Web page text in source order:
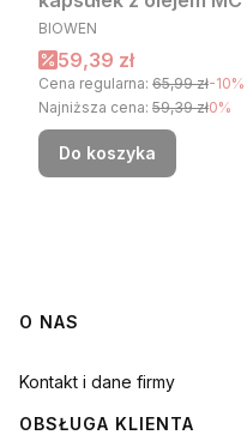
wzmacnia kości
PRODUCENT
BIOWEN
Cena promocyjna
59,39 zł
Cena regularna: 65,99 zł-10%
Najniższa cena: 59,39 zł0%
Do koszyka
Linki w stopce
O NAS
Kontakt i dane firmy
OBSŁUGA KLIENTA